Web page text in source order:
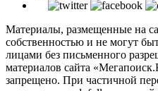
Материалы, размещенные на
собственностью и не могут
лицами без письменного
материалов сайта
запрещено. При частичной